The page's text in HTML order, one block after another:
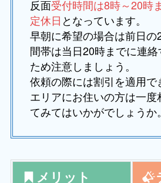
反面受付時間は8時～20時
定休日 となっています。
早朝に希望の場合は前日の
間帯は当日20時までに連
ため注意しましょう。
依頼の際には割引を適用
エリアにお住いの方は一
てみてはいかがでしょうか。
メリット